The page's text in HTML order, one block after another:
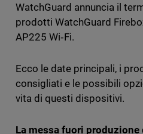
WatchGuard annuncia il
prodotti WatchGuard
AP225 Wi‑Fi.
Ecco le date principali, i
consigliati e le possibili
vita di questi dispositivi.
La messa fuori produzione